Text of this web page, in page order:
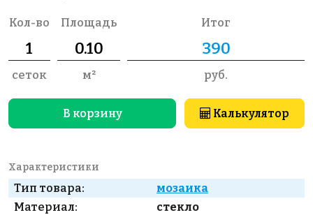
Кол-во
сеток
Площадь
м²
Итог
руб.
В корзину Калькулятор
Характеристики
Тип товара:
мозаика
Материал:
стекло